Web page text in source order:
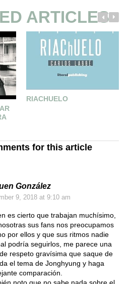
ARTICLES
RIACHUELO
for this article
González
9, 2018at 9:10 am
es cierto que trabajan muchísimo,
sus fans nos preocupamos
por ellos y que sus ritmos nadie
podría seguirlos, me parece una
respeto gravísima que saque de
el tema de Jonghyung y haga
comparación.